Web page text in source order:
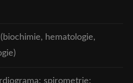
hematologie,
spirometrie;